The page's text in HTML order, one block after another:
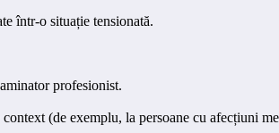
într-o situație tensionată.
profesionist.
(de exemplu, la persoane cu afecțiuni